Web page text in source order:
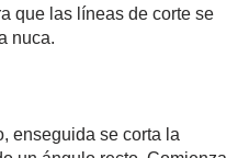
que las líneas de corte se
nuca.
enseguida se corta la